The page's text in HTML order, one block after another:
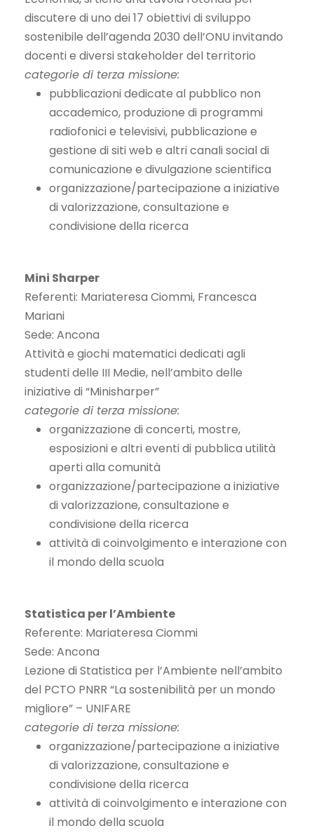
discutere di uno dei 17 obiettivi di sviluppo
sostenibile dell’agenda 2030 dell’ONU invitando
docenti e diversi stakeholder del territorio
categorie di terza missione:
pubblicazioni dedicate al pubblico non
accademico, produzione di programmi
radiofonici e televisivi, pubblicazione e
gestione di siti web e altri canali social di
comunicazione e divulgazione scientifica
organizzazione/partecipazione a iniziative
di valorizzazione, consultazione e
condivisione della ricerca
Mini Sharper
Referenti: Mariateresa Ciommi, Francesca
Mariani
Sede: Ancona
Attività e giochi matematici dedicati agli
studenti delle III Medie, nell’ambito delle
iniziative di “Minisharper”
categorie di terza missione:
organizzazione di concerti, mostre,
esposizioni e altri eventi di pubblica utilità
aperti alla comunità
organizzazione/partecipazione a iniziative
di valorizzazione, consultazione e
condivisione della ricerca
attività di coinvolgimento e interazione con
il mondo della scuola
Statistica per l’Ambiente
Referente: Mariateresa Ciommi
Sede: Ancona
Lezione di Statistica per l’Ambiente nell’ambito
del PCTO PNRR “La sostenibilità per un mondo
migliore” – UNIFARE
categorie di terza missione:
organizzazione/partecipazione a iniziative
di valorizzazione, consultazione e
condivisione della ricerca
attività di coinvolgimento e interazione con
il mondo della scuola